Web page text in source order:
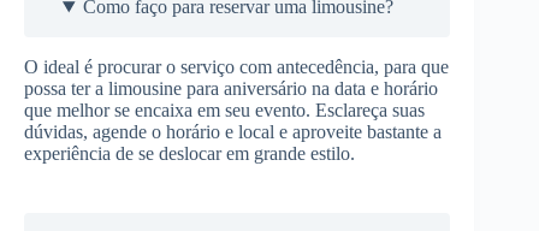
Como faço para reservar uma limousine?
O ideal é procurar o serviço com antecedência, para que
possa ter a limousine para aniversário na data e horário
que melhor se encaixa em seu evento. Esclareça suas
dúvidas, agende o horário e local e aproveite bastante a
experiência de se deslocar em grande estilo.